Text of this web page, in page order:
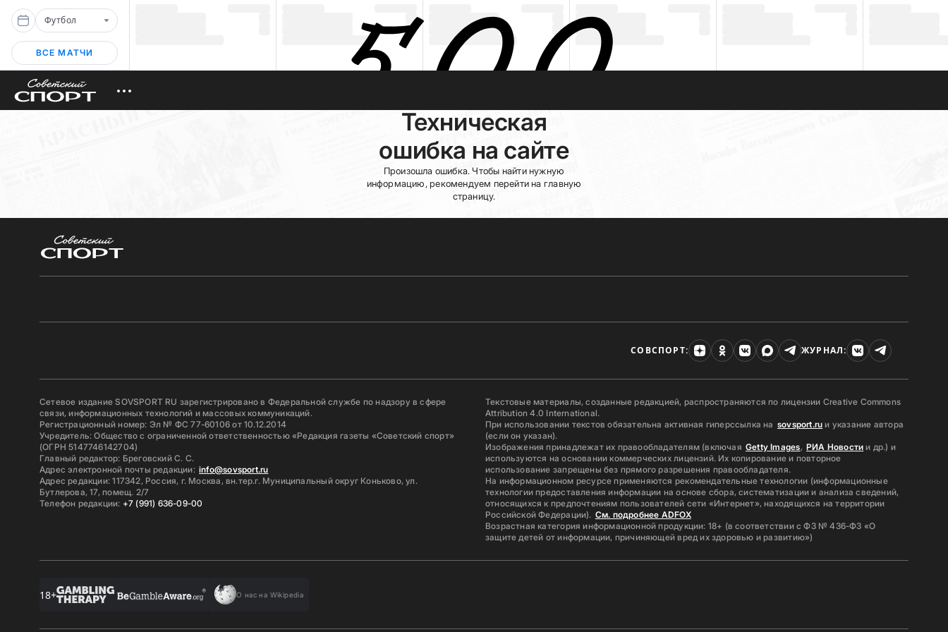
Футбол
ВСЕ МАТЧИ
Техническая
ошибка на сайте
Произошла ошибка. Чтобы найти нужную
информацию, рекомендуем перейти на главную
страницу.
СОВСПОРТ: ЖУРНАЛ:
Сетевое издание SOVSPORT RU зарегистрировано в Федеральной службе по надзору в сфере
связи, информационных технологий и массовых коммуникаций.
Регистрационный номер: Эл № ФС 77-60106 от 10.12.2014
Учредитель: Общество с ограниченной ответственностью «Редакция газеты «Советский спорт»
(ОГРН 5147746142704)
Главный редактор: Бреговский С. С.
Адрес электронной почты редакции: info@sovsport.ru
Адрес редакции: 117342, Россия, г. Москва, вн.тер.г. Муниципальный округ Коньково, ул.
Бутлерова, 17, помещ. 2/7
Телефон редакции: +7 (991) 636-09-00
Текстовые материалы, созданные редакцией, распространяются по лицензии Creative Commons
Attribution 4.0 International.
При использовании текстов обязательна активная гиперссылка на sovsport.ru и указание автора
(если он указан).
Изображения принадлежат их правообладателям (включая Getty Images, РИА Новости и др.) и
используются на основании коммерческих лицензий. Их копирование и повторное
использование запрещены без прямого разрешения правообладателя.
На информационном ресурсе применяются рекомендательные технологии (информационные
технологии предоставления информации на основе сбора, систематизации и анализа сведений,
относящихся к предпочтениям пользователей сети «Интернет», находящихся на территории
Российской Федерации). См. подробнее ADFOX
Возрастная категория информационной продукции: 18+ (в соответствии с ФЗ № 436-ФЗ «О
защите детей от информации, причиняющей вред их здоровью и развитию»)
18+ О нас на Wikipedia